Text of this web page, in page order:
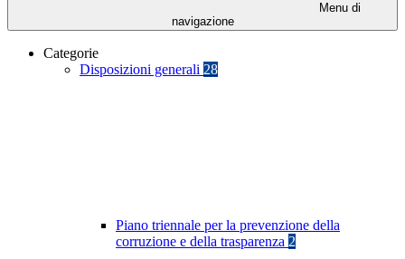
Menu di
navigazione
Categorie
Disposizioni generali 28
Piano triennale per la prevenzione della
corruzione e della trasparenza 2